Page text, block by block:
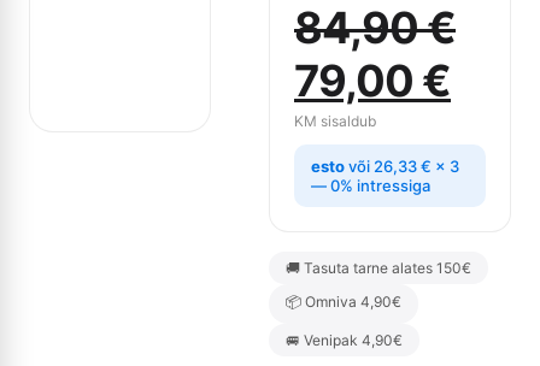
84,90€
Algne
hind
oli:
79,00 €
is:
KM sisaldub
estovõi 26,33€ × 3
— 0% intressiga
🚚 Tasuta tarne alates 150€
📦 Omniva 4,90€
🚐 Venipak 4,90€